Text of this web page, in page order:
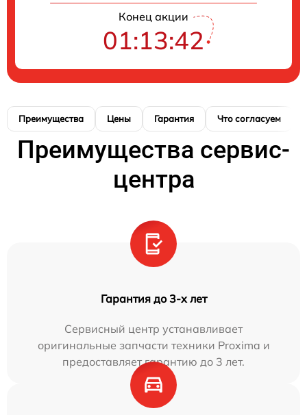
Конец акции
01:13:41
Преимущества Цены Гарантия Что согласуем
Преимущества сервис-
центра
Гарантия до 3-х лет
Сервисный центр устанавливает
оригинальные запчасти техники Proxima и
предоставляет гарантию до 3 лет.